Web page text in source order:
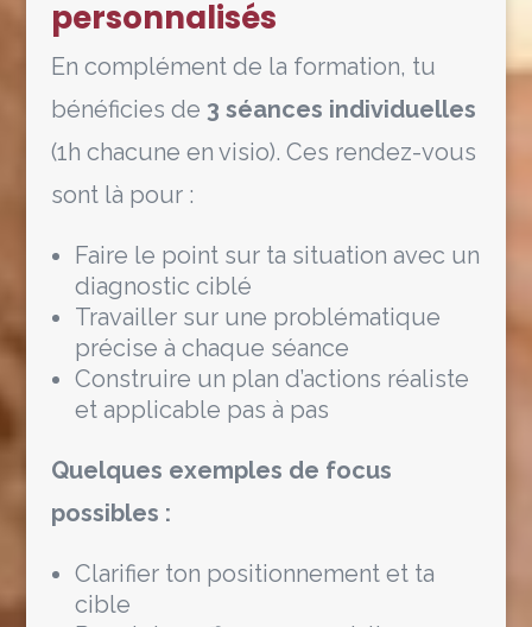
personnalisés
En complément de la formation, tu
bénéficies de 3 séances individuelles
(1h chacune en visio). Ces rendez-vous
sont là pour :
Faire le point sur ta situation avec un
diagnostic ciblé
Travailler sur une problématique
précise à chaque séance
Construire un plan d’actions réaliste
et applicable pas à pas
Quelques exemples de focus
possibles :
Clarifier ton positionnement et ta
cible